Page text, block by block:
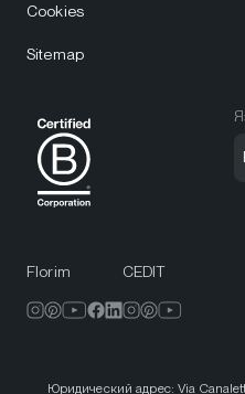
Cookies
Sitemap
Florim CEDIT
Юридический адрес: Via